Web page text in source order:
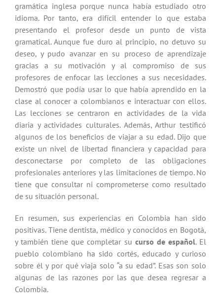
gramática inglesa porque nunca había estudiado otro
idioma. Por tanto, era difícil entender lo que estaba
presentando el profesor desde un punto de vista
gramatical. Aunque fue duro al principio, no detuvo su
deseo, y pudo avanzar en su proceso de aprendizaje
gracias a su motivación y al compromiso de sus
profesores de enfocar las lecciones a sus necesidades.
Demostró que podía usar lo que había aprendido en la
clase al conocer a colombianos e interactuar con ellos.
Las lecciones se centraron en actividades de la vida
diaria y actividades culturales. Además, Arthur testificó
algunos de los beneficios de viajar a su edad. Dijo que
existe un nivel de libertad financiera y capacidad para
desconectarse por completo de las obligaciones
profesionales anteriores y las limitaciones de tiempo. No
tiene que consultar ni comprometerse como resultado
de su situación personal.
En resumen, sus experiencias en Colombia han sido
positivas. Tiene dentista, médico y conocidos en Bogotá,
y también tiene que completar su curso de español. El
pueblo colombiano ha sido cortés, educado y curioso
sobre él y por qué viaja solo “a su edad”. Esas son solo
algunas de las razones por las que desea regresar a
Colombia.